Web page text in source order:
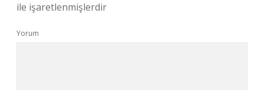
ile işaretlenmişlerdir
Yorum